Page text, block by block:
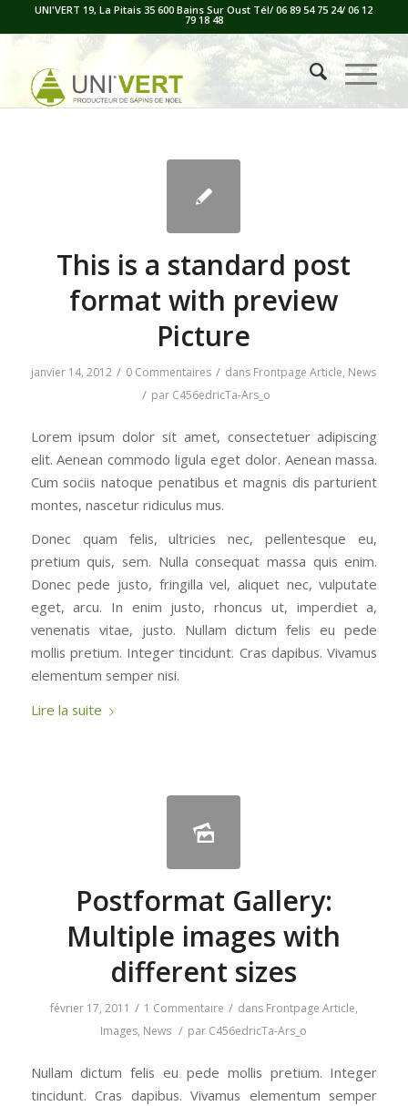
UNI'VERT 19, La Pitais 35 600 Bains Sur Oust Tél/ 06 89 54 75 24/ 06 12
79 18 48
This is a standard post
format with preview
Picture
janvier 14, 2012 / 0 Commentaires / dans Frontpage Article, News
/ par C456edricTa-Ars_o
Lorem ipsum dolor sit amet, consectetuer adipiscing
elit. Aenean commodo ligula eget dolor. Aenean massa.
Cum sociis natoque penatibus et magnis dis parturient
montes, nascetur ridiculus mus.
Donec quam felis, ultricies nec, pellentesque eu,
pretium quis, sem. Nulla consequat massa quis enim.
Donec pede justo, fringilla vel, aliquet nec, vulputate
eget, arcu. In enim justo, rhoncus ut, imperdiet a,
venenatis vitae, justo. Nullam dictum felis eu pede
mollis pretium. Integer tincidunt. Cras dapibus. Vivamus
elementum semper nisi.
Lire la suite
Postformat Gallery:
Multiple images with
different sizes
février 17, 2011 / 1 Commentaire / dans Frontpage Article,
Images, News / par C456edricTa-Ars_o
Nullam dictum felis eu pede mollis pretium. Integer
tincidunt. Cras dapibus. Vivamus elementum semper